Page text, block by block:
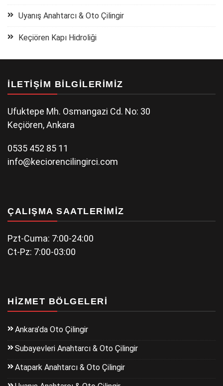
Uyanış Anahtarcı & Oto Çilingir
Keçiören Kapı Hidroliği
İLETIŞIM BILGILERIMIZ
Ufuktepe Mh. Osmangazi Cd. No: 30
Keçiören, Ankara
0535 452 85 11
info@keciorencilingirci.com
ÇALIŞMA SAATLERIMIZ
Pzt-Cuma: 7:00-24:00
Ct-Pz: 7:00-03:00
HIZMET BÖLGELERI
Ankara’da Oto Çilingir
Subayevleri Anahtarcı & Oto Çilingir
Atapark Anahtarcı & Oto Çilingir